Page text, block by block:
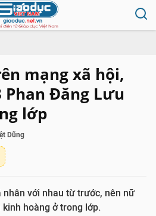
mạng xã hội,
Phan Đăng Lưu
lớp
Dũng
nhân với nhau từ trước, nên nữ
hoàng ở trong lớp.